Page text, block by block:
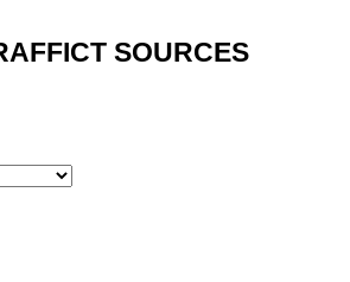
SOURCES